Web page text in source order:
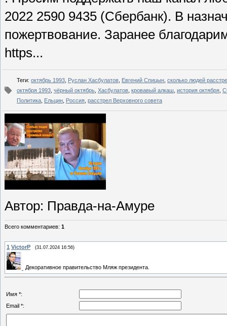
2022 2590 9435 (Сбербанк). В
пожертвование. Заранее
https...
Теги: октябрь 1993 Руслан Хасбулатов Евгений Спицын сколько людей
октября 1993 чёрный октябрь Хасбулатов кровавый алкаш история октября
Политика
Ельцин Россия расстрел Верховного совета
Автор: Правда-на-Амуре
Всего комментариев: 1
1 VictorP (31.07.2024 16:56)
Декоративное правительство Мляж президента.
Имя *:
Email *: